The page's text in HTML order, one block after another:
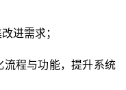
进需求；
流程与功能，提升系统